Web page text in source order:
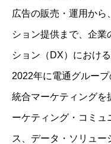
広告の販売・運用か
ション提供まで、企
ション（DX）におけ
2022年に電通グルー
統合マーケティングを
ーケティング・コミュ
ス、データ・ソリュー